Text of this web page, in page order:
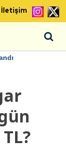
İletişim